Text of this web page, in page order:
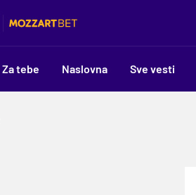
Za tebe Naslovna Sve vesti